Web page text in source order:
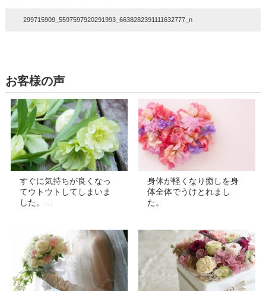
299715909_5597597920291993_6638282391111632777_n
お客様の声
すぐに気持ちが良くなっ
てウトウトしてしまいま
した。…
身体が軽くなり癒しを身
体全体でうけとれまし
た。